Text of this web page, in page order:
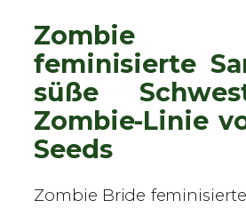
d
s
–
f
e
m
i
n
Zombie
feminisierte
süße
Zombie-Linie
Seeds
Zombie Bride